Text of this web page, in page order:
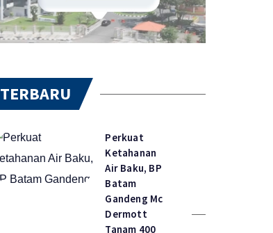
TERBARU
Perkuat
Ketahanan
Air Baku, BP
Batam
Gandeng Mc
Dermott
Tanam 400